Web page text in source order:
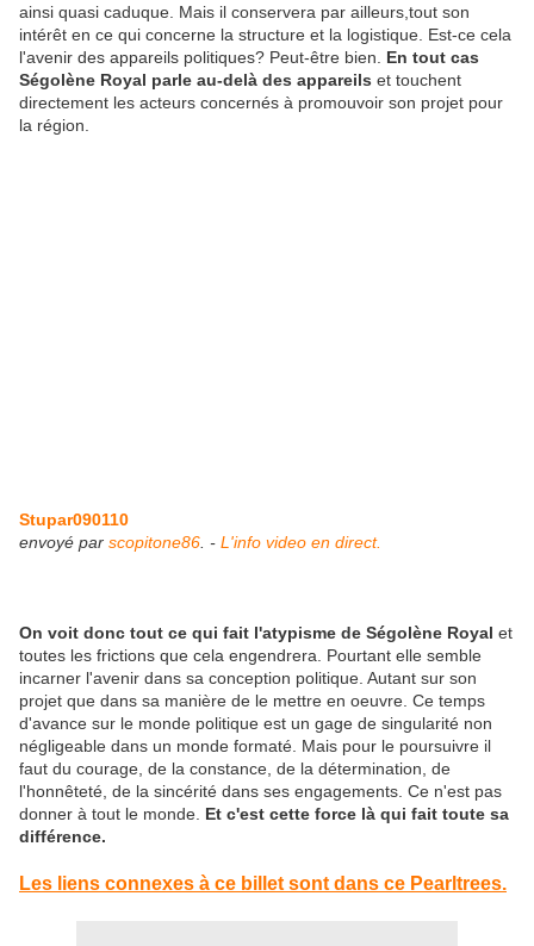
ainsi quasi caduque. Mais il conservera par ailleurs,tout son
intérêt en ce qui concerne la structure et la logistique. Est-ce cela
l'avenir des appareils politiques? Peut-être bien. En tout cas
Ségolène Royal parle au-delà des appareils et touchent
directement les acteurs concernés à promouvoir son projet pour
la région.
Stupar090110
envoyé par scopitone86 . - L'info video en direct.
On voit donc tout ce qui fait l'atypisme de Ségolène Royal et
toutes les frictions que cela engendrera. Pourtant elle semble
incarner l'avenir dans sa conception politique. Autant sur son
projet que dans sa manière de le mettre en oeuvre. Ce temps
d'avance sur le monde politique est un gage de singularité non
négligeable dans un monde formaté. Mais pour le poursuivre il
faut du courage, de la constance, de la détermination, de
l'honnêteté, de la sincérité dans ses engagements. Ce n'est pas
donner à tout le monde. Et c'est cette force là qui fait toute sa
différence.
Les liens connexes à ce billet sont dans ce Pearltrees.